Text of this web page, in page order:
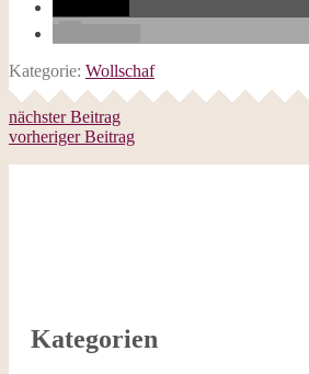
Kategorie: Wollschaf
nächster Beitrag
vorheriger Beitrag
Kategorien